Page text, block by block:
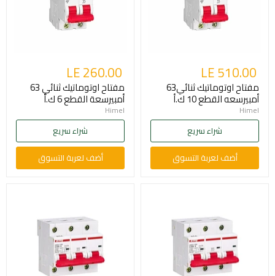
LE 510.00
مفتاح اوتوماتيك ثنائي63
أمبيرسعه القطع 10 ك.أ
Himel
شراء سريع
أضف لعربة التسوق
LE 260.00
مفتاح اوتوماتيك ثنائي 63
أمبيرسعة القطع 6 ك.أ
Himel
شراء سريع
أضف لعربة التسوق